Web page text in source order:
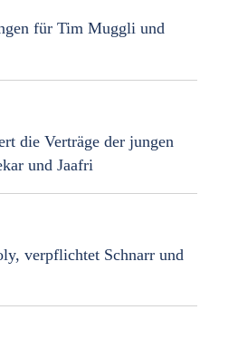
für Tim Muggli und
die Verträge der jungen
und Jaafri
verpflichtet Schnarr und